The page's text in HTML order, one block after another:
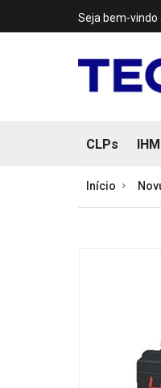
Seja bem-vindo
CLPs
Início